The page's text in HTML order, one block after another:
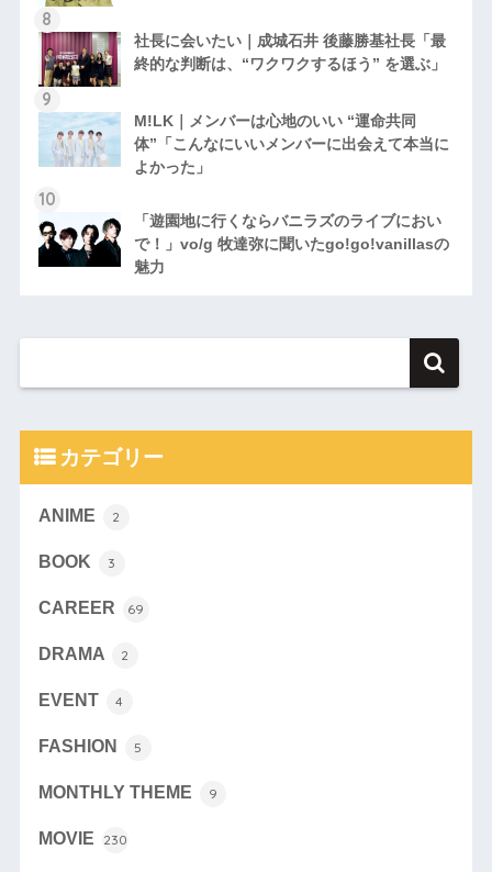
社長に会いたい｜成城石井 後藤勝基社長「最
終的な判断は、“ワクワクするほう” を選ぶ」
M!LK｜メンバーは心地のいい “運命共同
体”「こんなにいいメンバーに出会えて本当に
よかった」
「遊園地に行くならバニラズのライブにおい
で！」vo/g 牧達弥に聞いたgo!go!vanillasの
魅力
カテゴリー
ANIME 2
BOOK 3
CAREER 69
DRAMA 2
EVENT 4
FASHION 5
MONTHLY THEME 9
MOVIE 230